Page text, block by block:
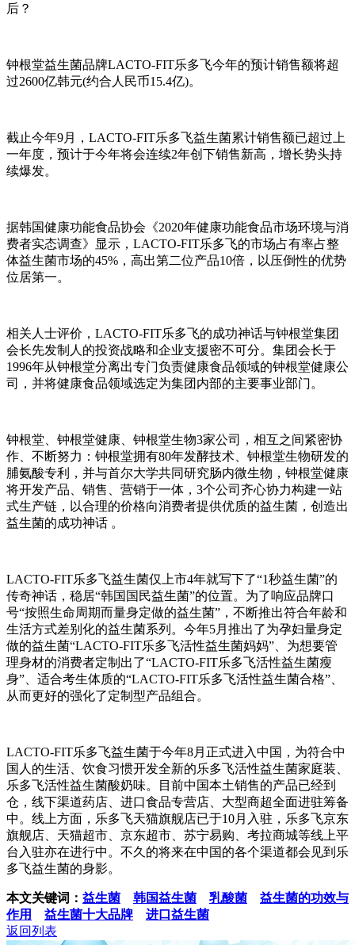
后？
钟根堂益生菌品牌LACTO-FIT乐多飞今年的预计销售额将超
过2600亿韩元(约合人民币15.4亿)。
截止今年9月， LACTO-FIT乐多飞益生菌累计销售额已超过上
一年度，预计于今年将会连续2年创下销售新高，增长势头持
续爆发。
据韩国健康功能食品协会《2020年健康功能食品市场环境与消
费者实态调查》显示， LACTO-FIT乐多飞的市场占有率占整
体益生菌市场的45% ，高出第二位产品10倍，以压倒性的优势
位居第一。
相关人士评价， LACTO-FIT乐多飞的成功神话与钟根堂集团
会长先发制人的投资战略和企业支援密不可分。集团会长于
1996年从钟根堂分离出专门负责健康食品领域的钟根堂健康公
司，并将健康食品领域选定为集团内部的主要事业部门。
钟根堂、钟根堂健康、钟根堂生物3家公司，相互之间紧密协
作、不断努力：钟根堂拥有80年发酵技术、钟根堂生物研发的
脯氨酸专利，并与首尔大学共同研究肠内微生物，钟根堂健康
将开发产品、销售、营销于一体， 3个公司齐心协力构建一站
式生产链，以合理的价格向消费者提供优质的益生菌，创造出
益生菌的成功神话 。
LACTO-FIT乐多飞益生菌仅上市4年就写下了“1秒益生菌”的
传奇神话，稳居“韩国国民益生菌”的位置。为了响应品牌口
号“按照生命周期而量身定做的益生菌”，不断推出符合年龄和
生活方式差别化的益生菌系列。今年5月推出了为孕妇量身定
做的益生菌“LACTO-FIT乐多飞活性益生菌妈妈”、为想要管
理身材的消费者定制出了“LACTO-FIT乐多飞活性益生菌瘦
身”、适合考生体质的“LACTO-FIT乐多飞活性益生菌合格”、
从而更好的强化了定制型产品组合。
LACTO-FIT乐多飞益生菌于今年8月正式进入中国，为符合中
国人的生活、饮食习惯开发全新的乐多飞活性益生菌家庭装、
乐多飞活性益生菌酸奶味。目前中国本土销售的产品已经到
仓，线下渠道药店、进口食品专营店、大型商超全面进驻筹备
中。线上方面，乐多飞天猫旗舰店已于10月入驻，乐多飞京东
旗舰店、天猫超市、京东超市、苏宁易购、考拉商城等线上平
台入驻亦在进行中。不久的将来在中国的各个渠道都会见到乐
多飞益生菌的身影。
本文关键词： 益生菌 韩国益生菌 乳酸菌
益生菌的功效与
作用
益生菌十大品牌
进口益生菌
返回列表